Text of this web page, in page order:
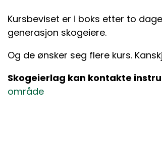
Kursbeviset er i boks etter to
generasjon skogeiere.
Og de ønsker seg flere kurs.
Skogeierlag kan kontakte
område